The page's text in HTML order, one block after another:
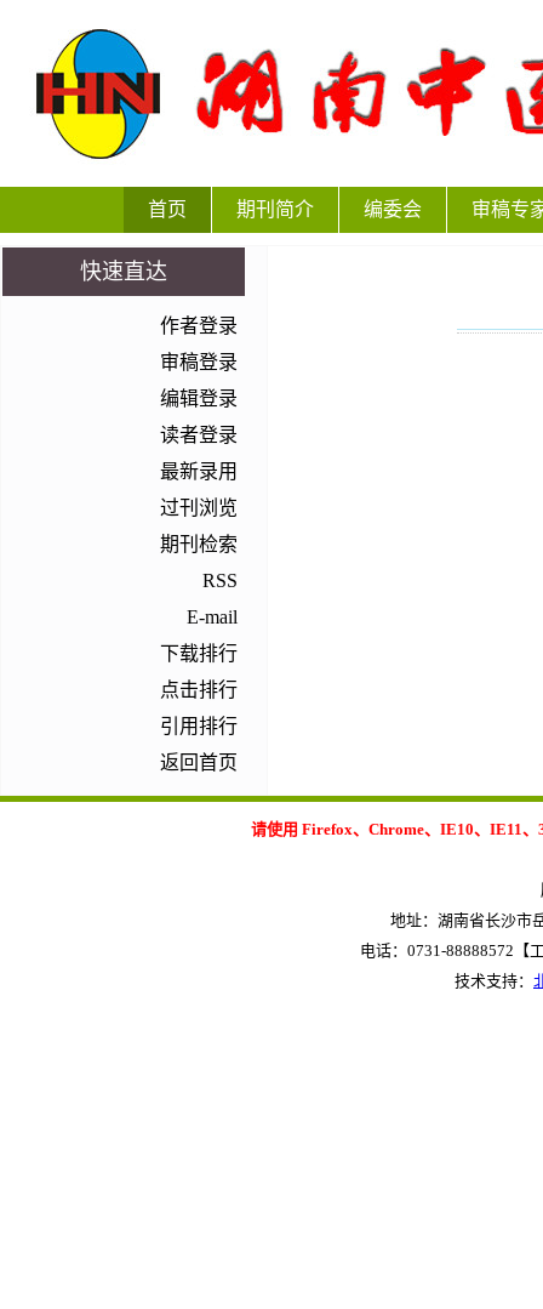
首页 期刊简介 编委会 审稿专
快速直达
作者登录
审稿登录
编辑登录
读者登录
最新录用
过刊浏览
期刊检索
RSS
E-mail
下载排行
点击排行
引用排行
返回首页
请使用 Firefox、Chrome、IE10、IE11
地址：湖南省长沙市
电话：0731-88888572【
技术支持：